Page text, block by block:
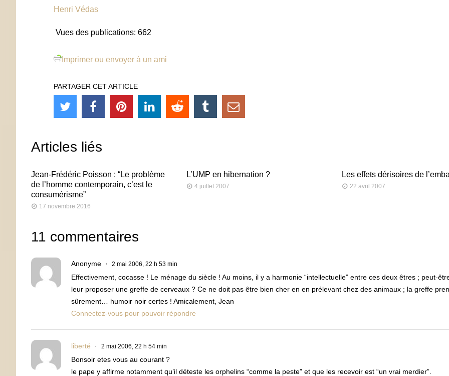
Henri Védas
Vues des publications: 662
Imprimer ou envoyer à un ami
PARTAGER CET ARTICLE
Articles liés
Jean-Frédéric Poisson : “Le problème
de l’homme contemporain, c’est le
consumérisme”
17 novembre 2016
L’UMP en hibernation ?
4 juillet 2007
Les effets dérisoires de
22 avril 2007
11 commentaires
Anonyme 2 mai 2006, 22 h 53 min
Effectivement, cocasse ! Le ménage du siècle ! Au moins, il y a harmonie “intellectuelle” entre ces deux êtres ; peut-
leur proposer une greffe de cerveaux ? Ce ne doit pas être bien cher en en prélevant chez des animaux ; la greffe
sûrement… humoir noir certes ! Amicalement, Jean
Connectez-vous pour pouvoir répondre
liberté 2 mai 2006, 22 h 54 min
Bonsoir etes vous au courant ?
le pape y affirme notamment qu’il déteste les orphelins “comme la peste” et que les recevoir est “un vrai merdier”.